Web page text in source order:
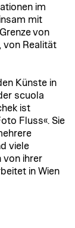
im
mit
von
von Realität
Künste in
scuola
ist
Fluss«. Sie
viele
von ihrer
in Wien